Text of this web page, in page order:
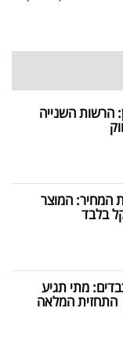
הרשות השנייה
המחיר: המוצר
מתי תגיע
התחזית המלאה